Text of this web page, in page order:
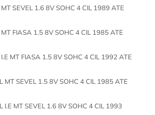
MT SEVEL 1.6 8V SOHC 4 CIL 1989 ATE
MT FIASA 1.5 8V SOHC 4 CIL 1985 ATE
I.E MT FIASA 1.5 8V SOHC 4 CIL 1992 ATE
MT SEVEL 1.5 8V SOHC 4 CIL 1985 ATE
I.E MT SEVEL 1.6 8V SOHC 4 CIL 1993